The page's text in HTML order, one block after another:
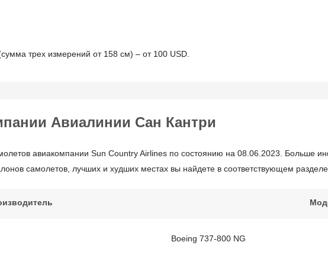
трех измерений от 158 см) – от 100 USD.
Авиалинии Сан Кантри
авиакомпании Sun Country Airlines по состоянию на 08.06.2023. Больше
самолетов, лучших и худших местах вы найдете в соответствующем разделе
Boeing 737-800 NG